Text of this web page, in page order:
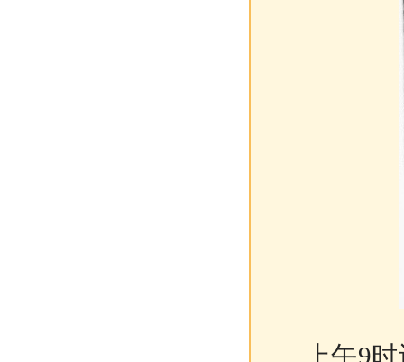
上午9时